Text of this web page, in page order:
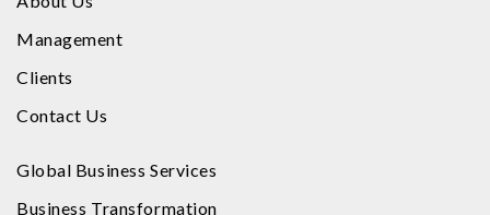
Management
Clients
Contact Us
Global Business Services
Business Transformation